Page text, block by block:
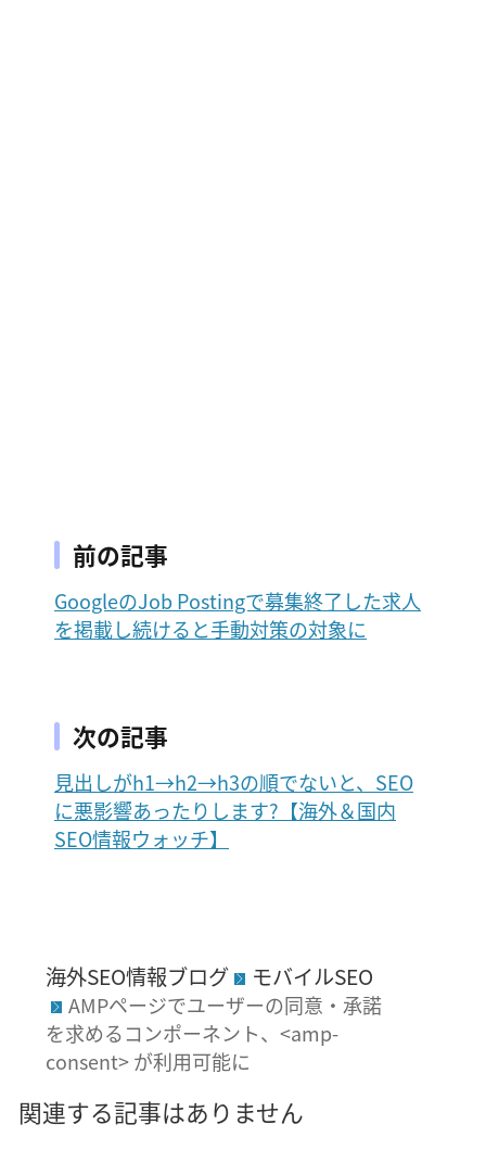
前の記事
GoogleのJob Postingで募集終了した求人
を掲載し続けると手動対策の対象に
次の記事
見出しがh1→h2→h3の順でないと、SEO
に悪影響あったりします?【海外＆国内
SEO情報ウォッチ】
海外SEO情報ブログ モバイルSEO
AMPページでユーザーの同意・承諾
を求めるコンポーネント、<amp-
consent> が利用可能に
関連する記事はありません